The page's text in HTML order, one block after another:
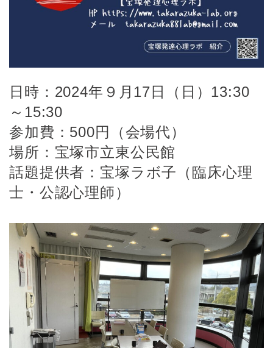
日時：2024年９月17日（日）13:30
～15:30
参加費：500円（会場代）
場所：宝塚市立東公民館
話題提供者：宝塚ラボ子（臨床心理
士・公認心理師）